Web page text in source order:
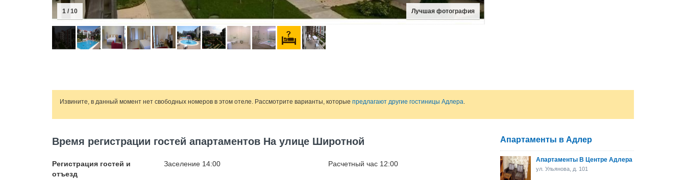
1 / 10 Лучшая фотография
Извините, в данный момент нет свободных номеров в этом отеле. Рассмотрите варианты, которые предлагают другие гостиницы Адлера.
Время регистрации гостей апартаментов На улице Широтной
Регистрация гостей и
отъезд
Заселение 14:00 Расчетный час 12:00
Апартаменты в Адлер
Апартаменты В Центре Адлера
ул. Ульянова, д. 101